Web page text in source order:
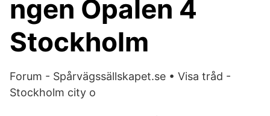
ngen Opalen 4
Stockholm
Forum - Spårvägssällskapet.se • Visa tråd -
Stockholm city o